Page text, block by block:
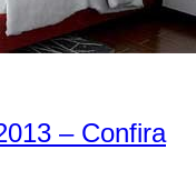
– Confira